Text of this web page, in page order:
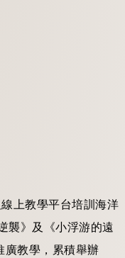
上教學平台培訓海洋
襲》及《小浮游的遠
廣教學，累積舉辦